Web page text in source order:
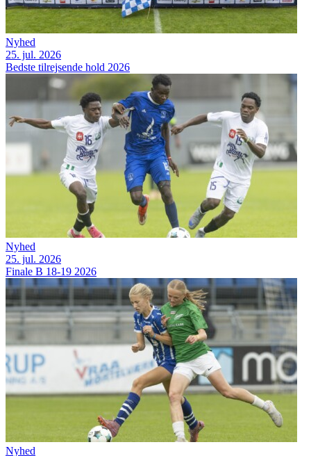
Nyhed
25. jul. 2026
Bedste tilrejsende hold 2026
Nyhed
25. jul. 2026
Finale B 18-19 2026
Nyhed